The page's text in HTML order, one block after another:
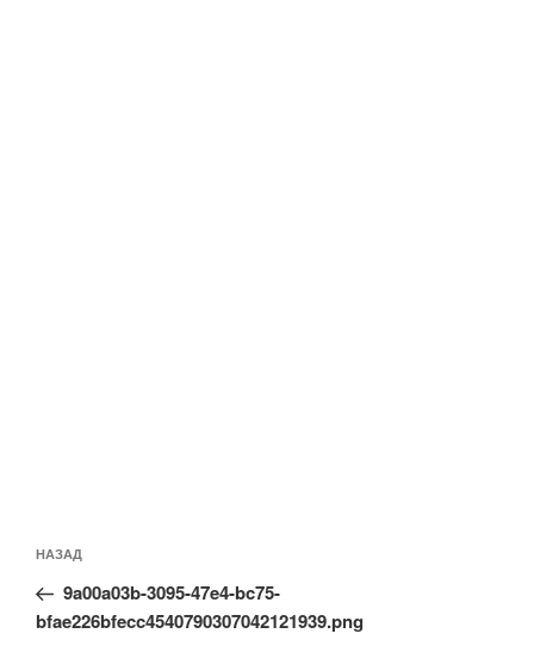
по
записям
Предыдущая
запись:
НАЗАД
9a00a03b-3095-47e4-bc75-
bfae226bfecc4540790307042121939.png